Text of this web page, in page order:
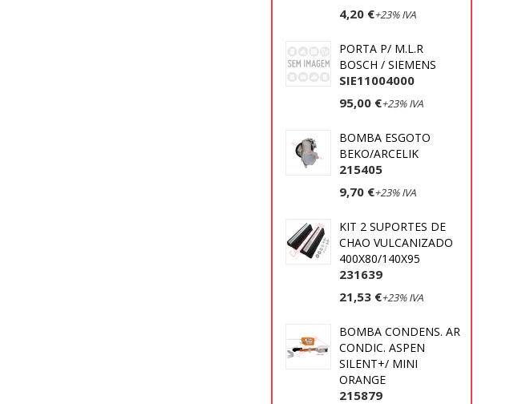
4,20 €+23% IVA
PORTA P/ M.L.R
BOSCH / SIEMENS
SIE11004000
95,00 €+23% IVA
BOMBA ESGOTO
BEKO/ARCELIK
215405
9,70 €+23% IVA
KIT 2 SUPORTES DE
CHAO VULCANIZADO
400X80/140X95
231639
21,53 €+23% IVA
BOMBA CONDENS. AR
CONDIC. ASPEN
SILENT+/ MINI
ORANGE
215879